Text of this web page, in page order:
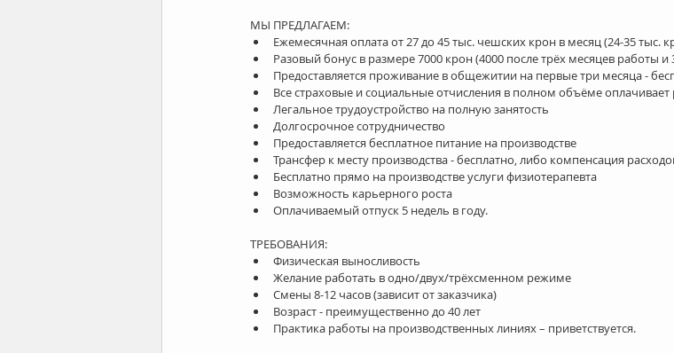
МЫ ПРЕДЛАГАЕМ:
Ежемесячная оплата от 27 до 45 тыс. чешских крон в месяц (24-35 тыс.
Разовый бонус в размере 7000 крон (4000 после трёх месяцев работы
Предоставляется проживание в общежитии на первые три месяца -
Все страховые и социальные отчисления в полном объёме оплачивает
Легальное трудоустройство на полную занятость
Долгосрочное сотрудничество
Предоставляется бесплатное питание на производстве
Трансфер к месту производства - бесплатно, либо компенсация
Бесплатно прямо на производстве услуги физиотерапевта
Возможность карьерного роста
Оплачиваемый отпуск 5 недель в году.
ТРЕБОВАНИЯ:
Физическая выносливость
Желание работать в одно/двух/трёхсменном режиме
Смены 8-12 часов (зависит от заказчика)
Возраст - преимущественно до 40 лет
Практика работы на производственных линиях – приветствуется.